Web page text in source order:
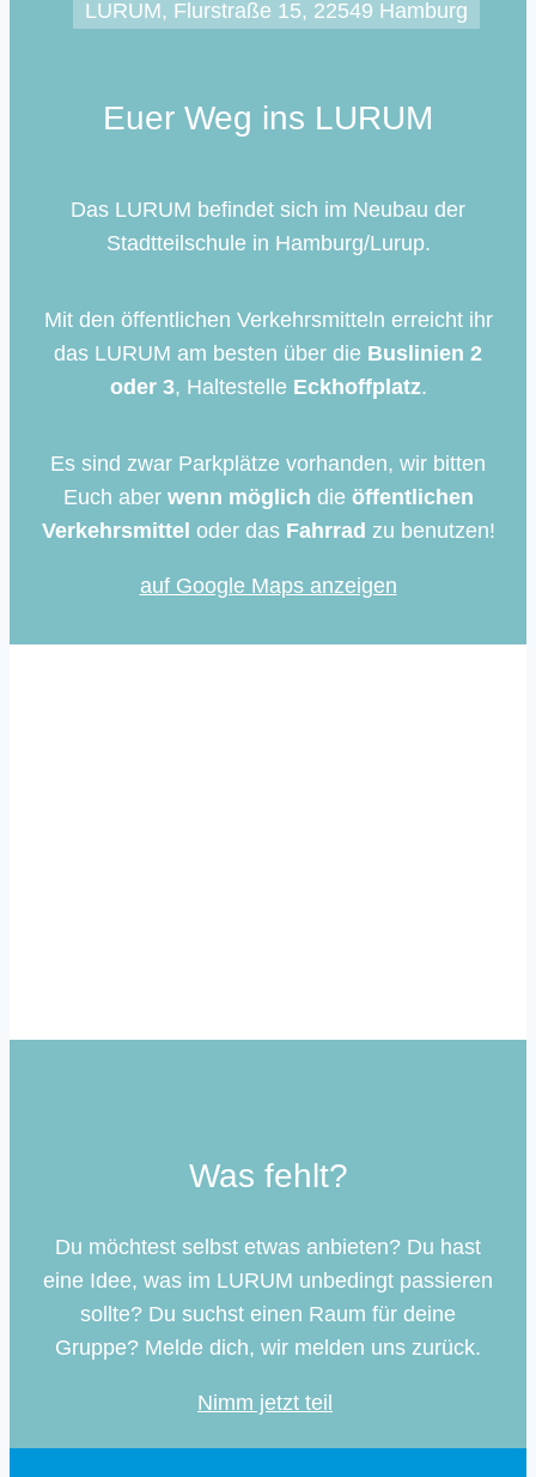
LURUM, Flurstraße 15, 22549 Hamburg
Euer Weg ins LURUM
Das LURUM befindet sich im Neubau der
Stadtteilschule in Hamburg/Lurup.
Mit den öffentlichen Verkehrsmitteln erreicht ihr
das LURUM am besten über die Buslinien 2
oder 3, Haltestelle Eckhoffplatz.
Es sind zwar Parkplätze vorhanden, wir bitten
Euch aber wenn möglich die öffentlichen
Verkehrsmittel oder das Fahrrad zu benutzen!
auf Google Maps anzeigen
Was fehlt?
Du möchtest selbst etwas anbieten? Du hast
eine Idee, was im LURUM unbedingt passieren
sollte? Du suchst einen Raum für deine
Gruppe? Melde dich, wir melden uns zurück.
Nimm jetzt teil